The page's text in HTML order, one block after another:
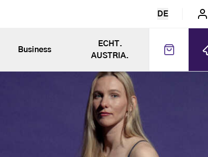
Business
ECHT.
AUSTRIA.
DE